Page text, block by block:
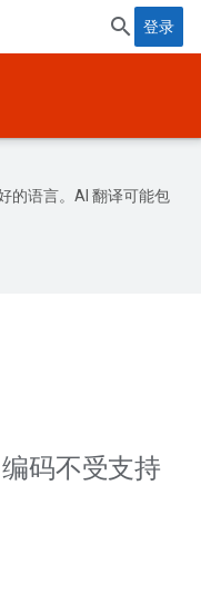
登录
的语言。AI 翻译可能包
码不受支持